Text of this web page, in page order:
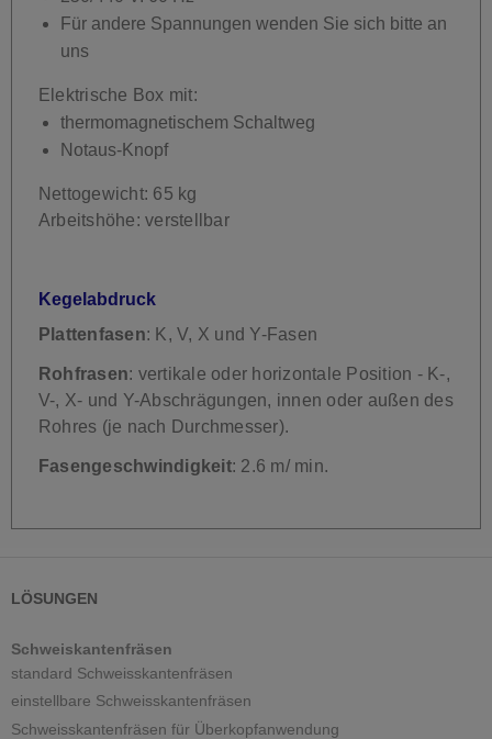
Für andere Spannungen wenden Sie sich bitte an
uns
Elektrische Box mit:
thermomagnetischem Schaltweg
Notaus-Knopf
Nettogewicht: 65 kg
Arbeitshöhe: verstellbar
Kegelabdruck
Plattenfasen: K, V, X und Y-Fasen
Rohfrasen: vertikale oder horizontale Position - K-,
V-, X- und Y-Abschrägungen, innen oder außen des
Rohres (je nach Durchmesser).
Fasengeschwindigkeit: 2.6 m/ min.
LÖSUNGEN
Schweiskantenfräsen
standard Schweisskantenfräsen
einstellbare Schweisskantenfräsen
Schweisskantenfräsen für Überkopfanwendung